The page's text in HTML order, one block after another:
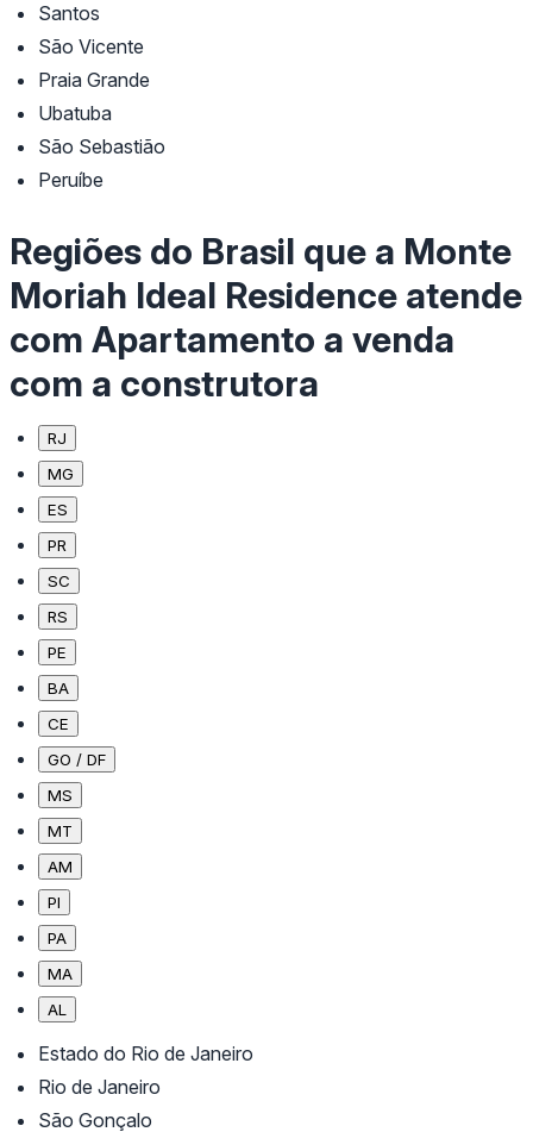
Santos
São Vicente
Praia Grande
Ubatuba
São Sebastião
Peruíbe
Regiões do Brasil que a Monte
Moriah Ideal Residence atende
com Apartamento a venda
com a construtora
RJ
MG
ES
PR
SC
RS
PE
BA
CE
GO / DF
MS
MT
AM
PI
PA
MA
AL
Estado do Rio de Janeiro
Rio de Janeiro
São Gonçalo